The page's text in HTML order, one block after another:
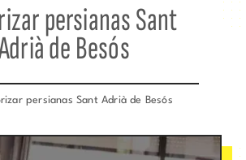
persianas Sant
de Besós
persianas Sant Adrià de Besós